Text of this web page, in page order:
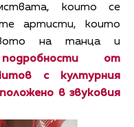
които се
артисти, които
на танца и
от
с културния
в звуковия